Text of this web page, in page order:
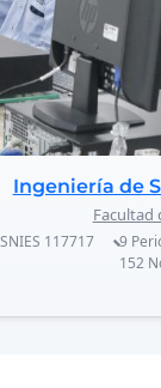
Ingeniería de
Facultad
SNIES 117717 9
152